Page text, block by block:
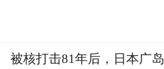
被核打击81年后，日本广岛